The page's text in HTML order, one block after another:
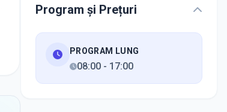
Program și Prețuri
PROGRAM LUNG
08:00 - 17:00